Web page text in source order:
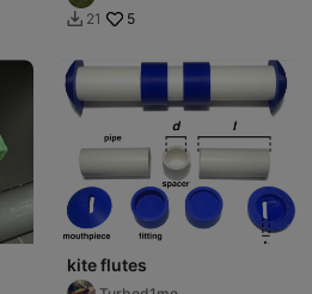
 21 5
kite flutes